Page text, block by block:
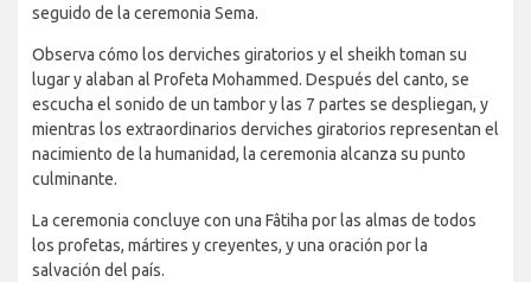
seguido de la ceremonia Sema.
Observa cómo los derviches giratorios y el sheikh toman su
lugar y alaban al Profeta Mohammed. Después del canto, se
escucha el sonido de un tambor y las 7 partes se despliegan, y
mientras los extraordinarios derviches giratorios representan el
nacimiento de la humanidad, la ceremonia alcanza su punto
culminante.
La ceremonia concluye con una Fâtiha por las almas de todos
los profetas, mártires y creyentes, y una oración por la
salvación del país.